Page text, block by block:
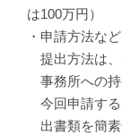
は100万円）
・申請方法など
提出方法は
事務所への
今回申請す
出書類を簡